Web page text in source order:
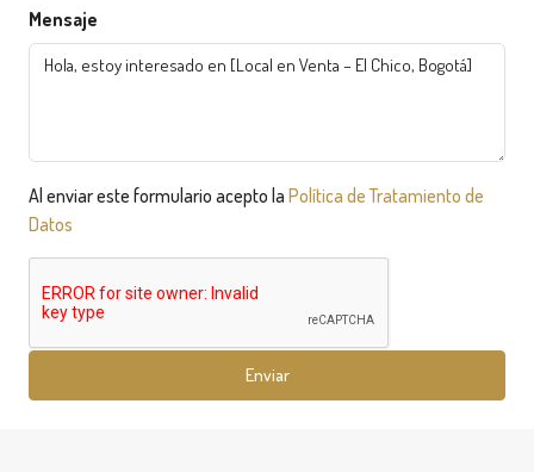
Mensaje
Al enviar este formulario acepto la Política de Tratamiento de
Datos
Enviar